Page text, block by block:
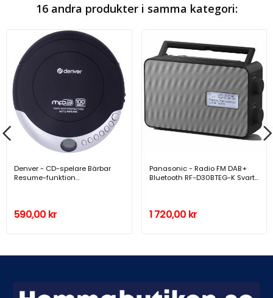
16 andra produkter i samma kategori:
Denver - CD-spelare Bärbar
Resume-funktion
590,00 kr
Panasonic - Radio FM DAB+
Bluetooth RF-D30BTEG-K Svart
1 720,00 kr